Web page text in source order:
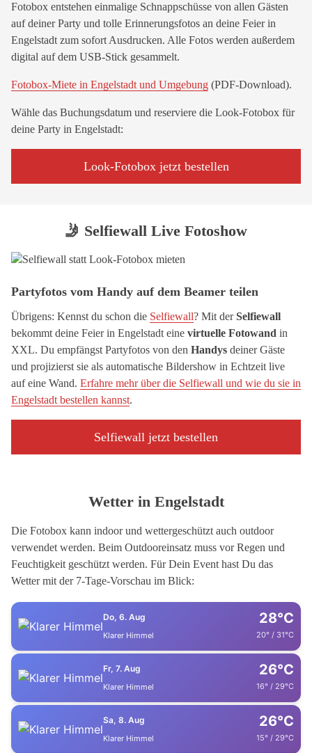
Fotobox entstehen einmalige Schnappschüsse von allen Gästen
auf deiner Party und tolle Erinnerungsfotos an deine Feier in
Engelstadt zum sofort Ausdrucken. Alle Fotos werden außerdem
digital auf dem USB-Stick gesammelt.
Fotobox-Miete in Engelstadt und Umgebung (PDF-Download).
Wähle das Buchungsdatum und reserviere die Look-Fotobox für
deine Party in Engelstadt:
Look-Fotobox jetzt bestellen
🤳 Selfiewall Live Fotoshow
Partyfotos vom Handy auf dem Beamer teilen
Übrigens: Kennst du schon die Selfiewall? Mit derSelfiewall
bekommt deine Feier in Engelstadt eine virtuelle Fotowand in
XXL. Du empfängst Partyfotos von den Handys deiner Gäste
und projizierst sie als automatische Bildershow in Echtzeit live
auf eine Wand. Erfahre mehr über die Selfiewall und wie du sie in
Engelstadt bestellen kannst.
Selfiewall jetzt bestellen
Wetter in Engelstadt
Die Fotobox kann indoor und wettergeschützt auch outdoor
verwendet werden. Beim Outdooreinsatz muss vor Regen und
Feuchtigkeit geschützt werden. Für Dein Event hast Du das
Wetter mit der 7-Tage-Vorschau im Blick:
Do, 6. Aug
Klarer Himmel
28°C
20° / 31°C
Fr, 7. Aug
Klarer Himmel
26°C
16° / 29°C
Sa, 8. Aug
Klarer Himmel
26°C
15° / 29°C